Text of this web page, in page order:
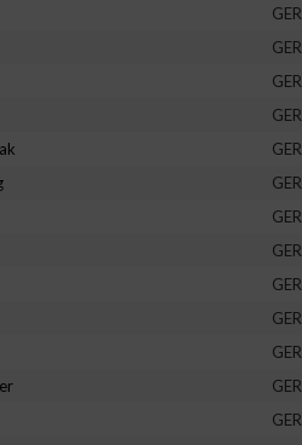
GER
GER
GER
GER
GER
GER
GER
GER
GER
GER
GER
GER
GER
Inhalten
Inhalte